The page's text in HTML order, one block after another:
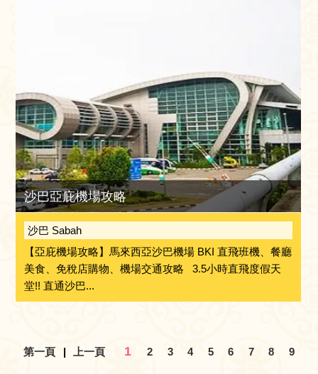
沙巴亞庇機場攻略
沙巴 Sabah
【亞庇機場攻略】馬來西亞沙巴機場 BKI 直飛班機、餐廳
美食、免稅店購物、機場交通攻略 3.5小時直飛度假天
堂!! 直通沙巴...
第一頁 上一頁 1 2 3 4 5 6 7 8 9